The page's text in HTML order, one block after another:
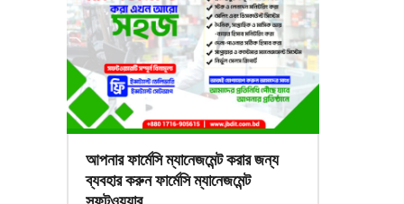
আপনার ফার্মেসি ম্যানেজমেন্ট করার জন্য
ব্যবহার করুন ফার্মেসি ম্যানেজমেন্ট